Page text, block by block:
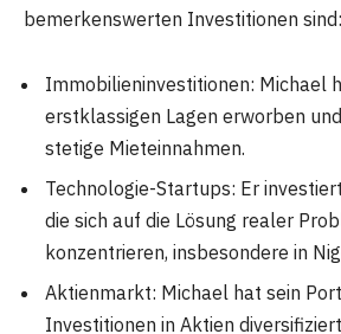
bemerkenswerten Investitionen sind:
Immobilieninvestitionen: Michael
erstklassigen Lagen erworben
stetige Mieteinnahmen.
Technologie-Startups: Er
die sich auf die Lösung realer
konzentrieren, insbesondere in
Aktienmarkt: Michael hat sein
Investitionen in Aktien